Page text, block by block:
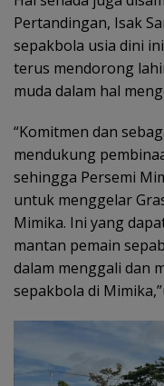
Pertandingan, Isak
sepakbola usia dini
terus mendorong
muda dalam hal
“Komitmen dan
mendukung
sehingga Persemi
untuk menggelar
Mimika. Ini yang
mantan pemain
dalam menggali dan
sepakbola di